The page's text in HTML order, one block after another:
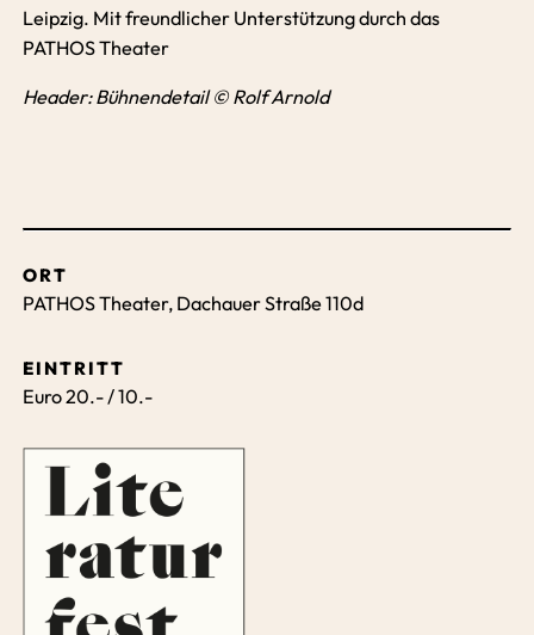
Leipzig. Mit freundlicher Unterstützung durch das
PATHOS Theater
Header: Bühnendetail © Rolf Arnold
ORT
PATHOS Theater, Dachauer Straße 110d
EINTRITT
Euro 20.- / 10.-